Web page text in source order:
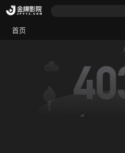
首页